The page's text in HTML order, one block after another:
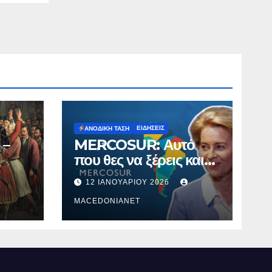
ΑΝΟΔΙΚΉ ΤΆΣΗ ΕΙΔΉΣΕΙΣ
MERCOSUR: Αυτό
που θες να ξέρεις και
δεν σου λένε.
12 ΙΑΝΟΥΑΡΊΟΥ 2026
MACEDONIANET